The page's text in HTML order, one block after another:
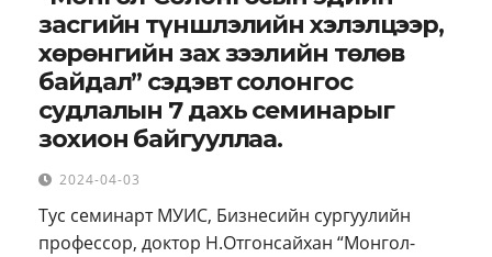
засгийн түншлэлийн хэлэлцээр,
хөрөнгийн зах зээлийн төлөв
байдал” сэдэвт солонгос
судлалын 7 дахь семинарыг
зохион байгууллаа.
2024-04-03
Тус семинарт МУИС, Бизнесийн сургуулийн
профессор, доктор Н.Отгонсайхан “Монгол-